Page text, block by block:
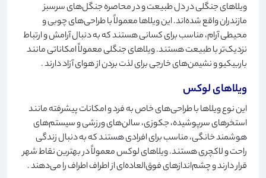
ویلاهای جنگلی در دل طبیعت و در محاصره جنگل‌های سرسبز
مازندران واقع شده‌اند. این ویلاها معمولاً با طراحی‌های چوبی و
محیطی آرام، مناسب برای کسانی هستند که به دنبال آرامش و ارتباط
نزدیک‌تر با طبیعت هستند. ویلاهای جنگلی معمولاً امکاناتی مانند
باربیکیو و نشیمن‌های خارجی برای لذت بردن از هوای آزاد دارند.
ویلاهای لوکس
این نوع ویلاها با طراحی‌های خاص به فرد و امکانات پیشرفته مانند
استخرهای سرپوشیده، جکوزی، سالن‌های ورزشی و سیستم‌های
هوشمند خانگی، مناسب برای افرادی هستند که به دنبال زندگی
راحت و لاکچری هستند. ویلاهای لوکس معمولاً در بهترین نقاط شهر
قرار دارند و چشم‌اندازهای فوق‌العاده‌ای از اطراف اطراف را می‌دهند.